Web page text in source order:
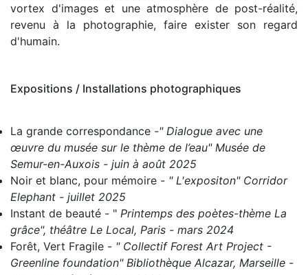
vortex d'images et une atmosphère de post-réalité,
revenu à la photographie, faire exister son regard
d'humain.
Expositions / Installations photographiques
La grande correspondance -" Dialogue avec une
œuvre du musée sur le thème de l’eau" Musée de
Semur-en-Auxois - juin à août 2025
Noir et blanc, pour mémoire - " L'expositon" Corridor
Elephant - juillet 2025
Instant de beauté - " Printemps des poètes-thème La
grâce", théâtre Le Local, Paris - mars 2024
Forêt, Vert Fragile - " Collectif Forest Art Project -
Greenline foundation" Bibliothèque Alcazar, Marseille -